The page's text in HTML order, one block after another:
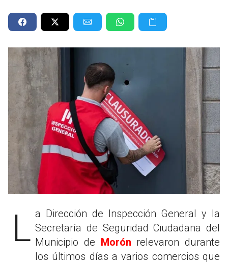
La Dirección de Inspección General y la Secretaría de Seguridad Ciudadana del
Municipio de Morón relevaron durante
los últimos días a varios comercios que